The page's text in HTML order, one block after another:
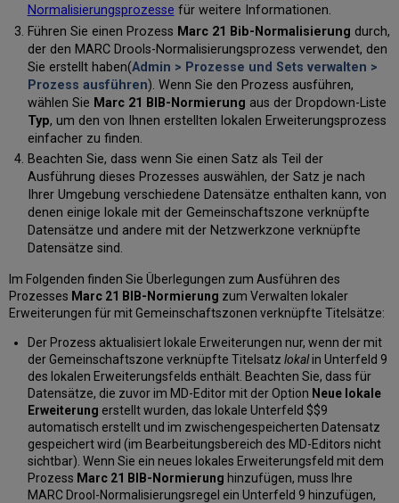
Normalisierungsprozesse für weitere Informationen.
Führen Sie einen Prozess Marc 21 Bib-Normalisierung durch,
der den MARC Drools-Normalisierungsprozess verwendet, den
Sie erstellt haben(Admin > Prozesse und Sets verwalten >
Prozess ausführen). Wenn Sie den Prozess ausführen,
wählen Sie Marc 21 BIB-Normierung aus der Dropdown-Liste
Typ, um den von Ihnen erstellten lokalen Erweiterungsprozess
einfacher zu finden.
Beachten Sie, dass wenn Sie einen Satz als Teil der
Ausführung dieses Prozesses auswählen, der Satz je nach
Ihrer Umgebung verschiedene Datensätze enthalten kann, von
denen einige lokale mit der Gemeinschaftszone verknüpfte
Datensätze und andere mit der Netzwerkzone verknüpfte
Datensätze sind.
Im Folgenden finden Sie Überlegungen zum Ausführen des
Prozesses Marc 21 BIB-Normierung zum Verwalten lokaler
Erweiterungen für mit Gemeinschaftszonen verknüpfte Titelsätze:
Der Prozess aktualisiert lokale Erweiterungen nur, wenn der mit
der Gemeinschaftszone verknüpfte Titelsatz lokalin Unterfeld 9
des lokalen Erweiterungsfelds enthält. Beachten Sie, dass für
Datensätze, die zuvor im MD-Editor mit der Option Neue lokale
Erweiterung erstellt wurden, das lokale Unterfeld $$9
automatisch erstellt und im zwischengespeicherten Datensatz
gespeichert wird (im Bearbeitungsbereich des MD-Editors nicht
sichtbar). Wenn Sie ein neues lokales Erweiterungsfeld mit dem
Prozess Marc 21 BIB-Normierung hinzufügen, muss Ihre
MARC Drool-Normalisierungsregel ein Unterfeld 9 hinzufügen,